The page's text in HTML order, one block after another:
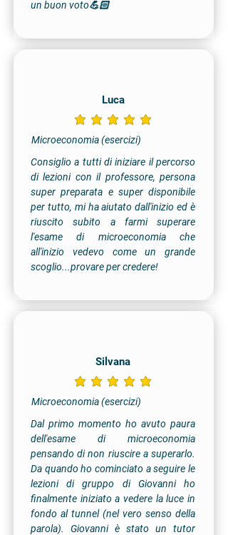
un buon voto💪🏻
Luca
la valutazione media è 5 su
Microeconomia (esercizi)
Consiglio a tutti di iniziare il percorso
di lezioni con il professore, persona
super preparata e super disponibile
per tutto, mi ha aiutato dall'inizio ed è
riuscito subito a farmi superare
l'esame di microeconomia che
all'inizio vedevo come un grande
scoglio...provare per credere!
Silvana
la valutazione media è 5 su
Microeconomia (esercizi)
Dal primo momento ho avuto paura
dell'esame di microeconomia
pensando di non riuscire a superarlo.
Da quando ho cominciato a seguire le
lezioni di gruppo di Giovanni ho
finalmente iniziato a vedere la luce in
fondo al tunnel (nel vero senso della
parola). Giovanni è stato un tutor